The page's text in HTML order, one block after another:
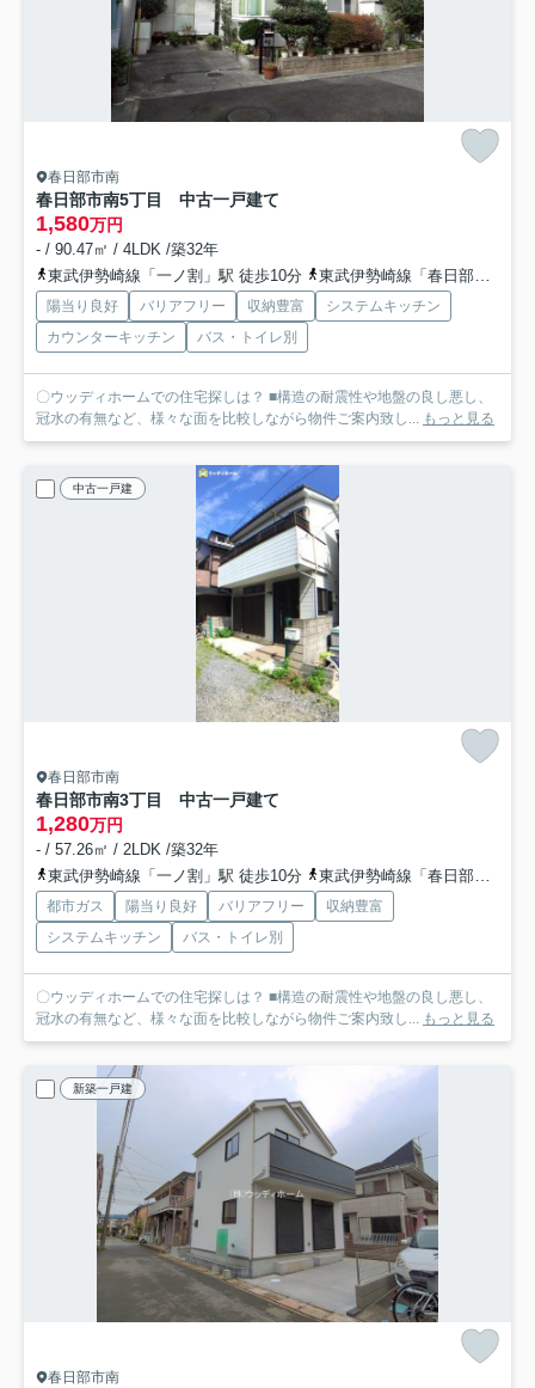
春日部市南
春日部市南5丁目 中古一戸建て
1,580万円
- / 90.47㎡ / 4LDK /築32年
東武伊勢崎線「一ノ割」駅 徒歩10分
東武伊勢崎線「春日部」駅 徒歩25分
陽当り良好 バリアフリー 収納豊富
システムキッチン
カウンターキッチン
バス・トイレ別
〇ウッディホームでの住宅探しは？ ■構造の耐震性や地盤の良し悪し、
冠水の有無など、様々な面を比較しながら物件ご案内致し... もっと見る
中古一戸建
春日部市南
春日部市南3丁目 中古一戸建て
1,280万円
- / 57.26㎡ / 2LDK /築32年
東武伊勢崎線「一ノ割」駅 徒歩10分
東武伊勢崎線「春日部」駅 徒歩23分
都市ガス 陽当り良好 バリアフリー
収納豊富
システムキッチン
バス・トイレ別
〇ウッディホームでの住宅探しは？ ■構造の耐震性や地盤の良し悪し、
冠水の有無など、様々な面を比較しながら物件ご案内致し... もっと見る
新築一戸建
春日部市南